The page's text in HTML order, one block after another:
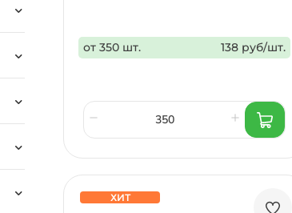
от 350 шт. 138 руб/шт.
ХИТ